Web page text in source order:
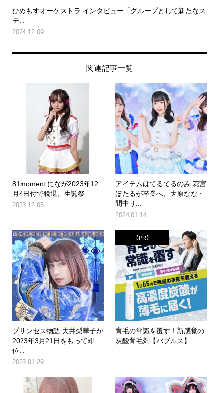
ひめもすオーケストラ インタビュー「グループとして新たなス
テ...
2024.12.09
関連記事一覧
81moment になが2023年12
月4日付で脱退。生誕祭...
2023.12.05
アイテムはてるてるのみ 花宮
ほたるが卒業へ。大原なな・
間中り...
2024.01.14
プリンセス物語 大井梨華子が
2023年3月21日をもって即
位...
2023.01.29
【PR】
育毛の常識を覆す！新感覚の
炭酸育毛剤【バブルス】